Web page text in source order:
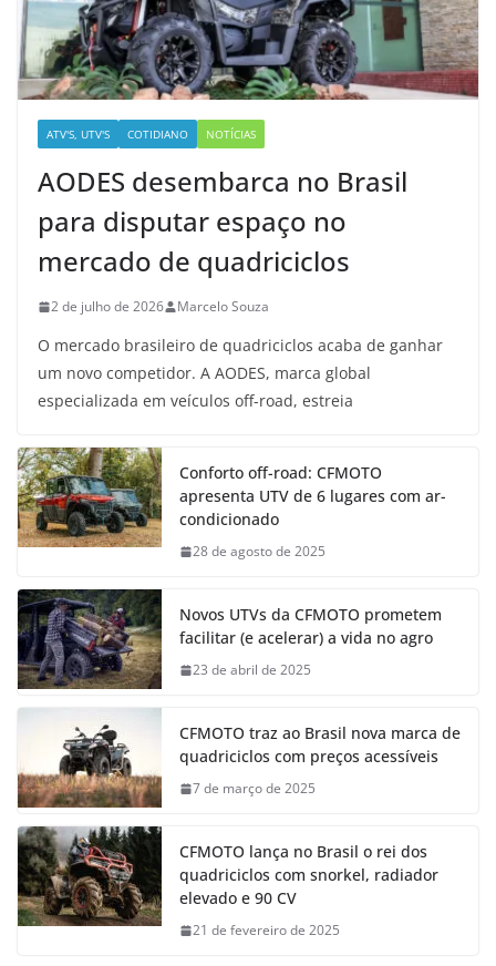
ATV'S, UTV'S COTIDIANO NOTÍCIAS
AODES desembarca no Brasil
para disputar espaço no
mercado de quadriciclos
2 de julho de 2026 Marcelo Souza
O mercado brasileiro de quadriciclos acaba de ganhar
um novo competidor. A AODES, marca global
especializada em veículos off-road, estreia
Conforto off-road: CFMOTO
apresenta UTV de 6 lugares com ar-
condicionado
28 de agosto de 2025
Novos UTVs da CFMOTO prometem
facilitar (e acelerar) a vida no agro
23 de abril de 2025
CFMOTO traz ao Brasil nova marca de
quadriciclos com preços acessíveis
7 de março de 2025
CFMOTO lança no Brasil o rei dos
quadriciclos com snorkel, radiador
elevado e 90 CV
21 de fevereiro de 2025